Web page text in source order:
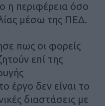
η περιφέρεια όσο
μέσω της ΠΕΔ.
πως οι φορείς
επί της
έργο δεν είναι το
διαστάσεις με